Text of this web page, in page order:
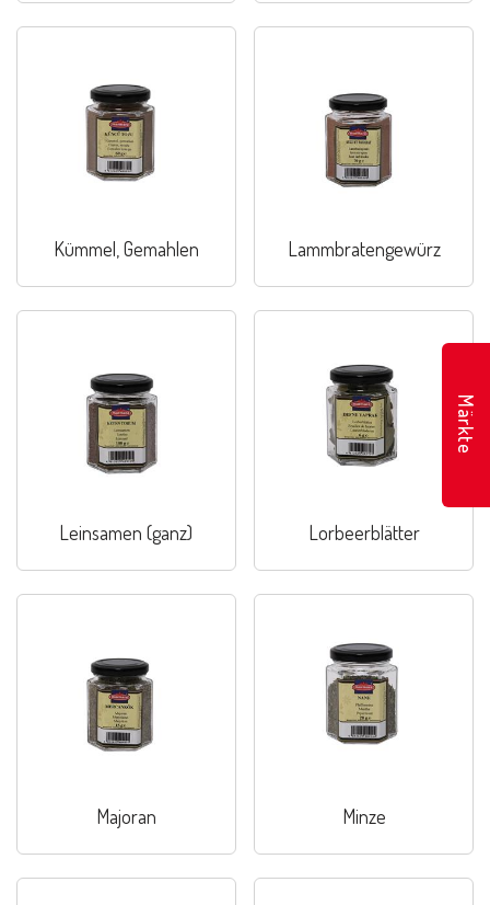
Kümmel, Gemahlen Lammbratengewürz
Leinsamen (ganz) Lorbeerblätter
Majoran Minze
Märkte